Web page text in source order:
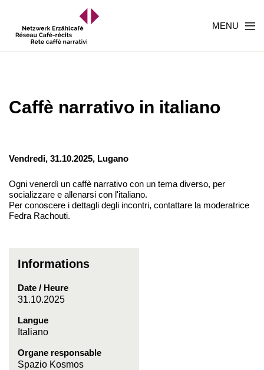
MENU
Caffè narrativo in italiano
Vendredi, 31.10.2025, Lugano
Ogni venerdì un caffè narrativo con un tema diverso, per
socializzare e allenarsi con l'italiano.
Per conoscere i dettagli degli incontri, contattare la moderatrice
Fedra Rachouti.
Informations
Date / Heure
31.10.2025
Langue
Italiano
Organe responsable
Spazio Kosmos